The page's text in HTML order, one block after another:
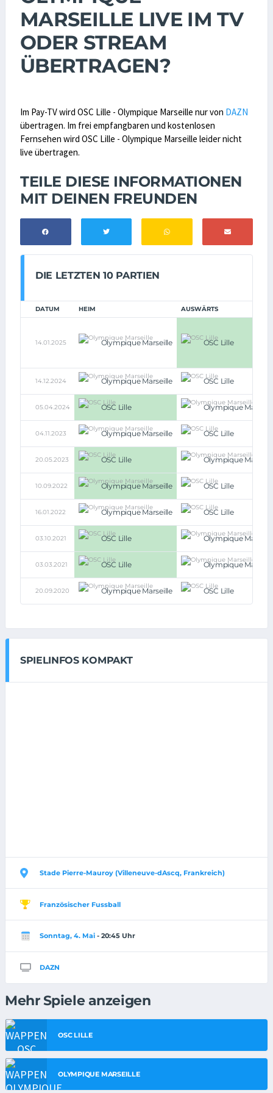
MARSEILLE LIVE IM TV
ODER STREAM
ÜBERTRAGEN?
Im Pay-TV wird OSC Lille - Olympique Marseille nur von DAZN
übertragen. Im frei empfangbaren und kostenlosen
Fernsehen wird OSC Lille - Olympique Marseille leider nicht
live übertragen.
TEILE DIESE INFORMATIONEN
MIT DEINEN FREUNDEN
DIE LETZTEN 10 PARTIEN
DATUM HEIM AUSWÄRTS
14.01.2025 Olympique Marseille OSC Lille
14.12.2024 Olympique Marseille OSC Lille
05.04.2024 OSC Lille Olympique
04.11.2023 Olympique Marseille OSC Lille
20.05.2023 OSC Lille Olympique
10.09.2022 Olympique Marseille OSC Lille
16.01.2022 Olympique Marseille OSC Lille
03.10.2021 OSC Lille Olympique
03.03.2021 OSC Lille Olympique
20.09.2020 Olympique Marseille OSC Lille
SPIELINFOS KOMPAKT
Stade Pierre-Mauroy (Villeneuve-dAscq, Frankreich)
Französischer Fussball
Sonntag, 4. Mai - 20:45 Uhr
DAZN
Mehr Spiele anzeigen
OSC LILLE
OLYMPIQUE MARSEILLE